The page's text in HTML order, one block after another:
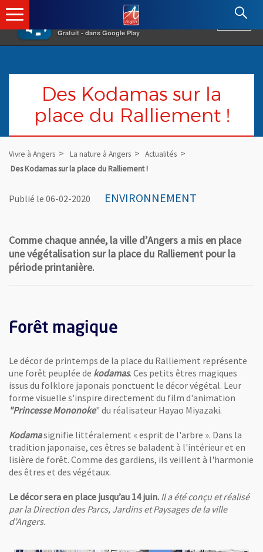
×
Gratuit - dans Google Play
Angers.fr : Retour à l'accueil
Des Kodamas sur la
place du Ralliement !
Vivre à Angers La nature à Angers
Actualités
Des Kodamas sur la place du Ralliement !
Publié le 06-02-2020 ENVIRONNEMENT
Comme chaque année, la ville d’Angers a mis en place
une végétalisation sur la place du Ralliement pour la
période printanière.
Forêt magique
Le décor de printemps de la place du Ralliement représente
une forêt peuplée de kodamas. Ces petits êtres magiques
issus du folklore japonais ponctuent le décor végétal. Leur
forme visuelle s'inspire directement du film d'animation
"Princesse Mononoke" du réalisateur Hayao Miyazaki.
Kodamasignifie littéralement « esprit de l'arbre ». Dans la
tradition japonaise, ces êtres se baladent à l'intérieur et en
lisière de forêt. Comme des gardiens, ils veillent à l'harmonie
des êtres et des végétaux.
Le décor sera en place jusqu’au 14 juin. Il a été conçu et réalisé
par la Direction des Parcs, Jardins et Paysages de la ville
d’Angers.